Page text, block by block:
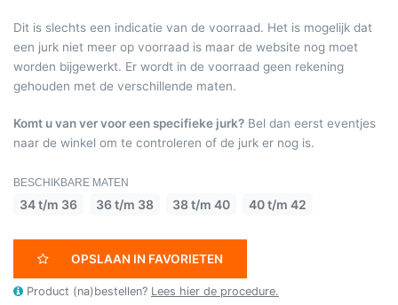
Dit is slechts een indicatie van de voorraad. Het is mogelijk dat
een jurk niet meer op voorraad is maar de website nog moet
worden bijgewerkt. Er wordt in de voorraad geen rekening
gehouden met de verschillende maten.
Komt u van ver voor een specifieke jurk? Bel dan eerst eventjes
naar de winkel om te controleren of de jurk er nog is.
BESCHIKBARE MATEN
34 t/m 36 36 t/m 38 38 t/m 40 40 t/m 42
OPSLAAN IN FAVORIETEN
Product (na)bestellen? Lees hier de procedure.